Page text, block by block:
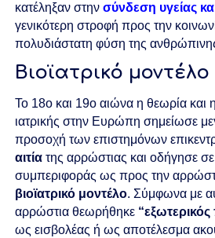
κατέληξαν στηνσύνδεση υγείας
γενικότερη στροφή προς την
πολυδιάστατη φύση της
Βιοϊατρικό μοντέλο
Το 18ο και 19ο αιώνα η θεωρία και
ιατρικής στην Ευρώπη σημείωσε
προσοχή των επιστημόνων
αιτία της αρρώστιας και οδήγησε
συμπεριφοράς ως προς την
βιοϊατρικό μοντέλο. Σύμφωνα με
αρρώστια θεωρήθηκε
ως εισβολέας ή ως αποτέλεσμα